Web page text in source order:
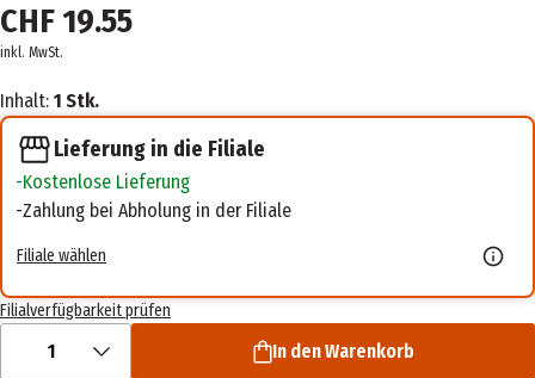
CHF 19.55
inkl. MwSt.
Inhalt: 1 Stk.
Lieferung in die Filiale
Kostenlose Lieferung
Zahlung bei Abholung in der Filiale
Filiale wählen
Filialverfügbarkeit prüfen
1 In den Warenkorb